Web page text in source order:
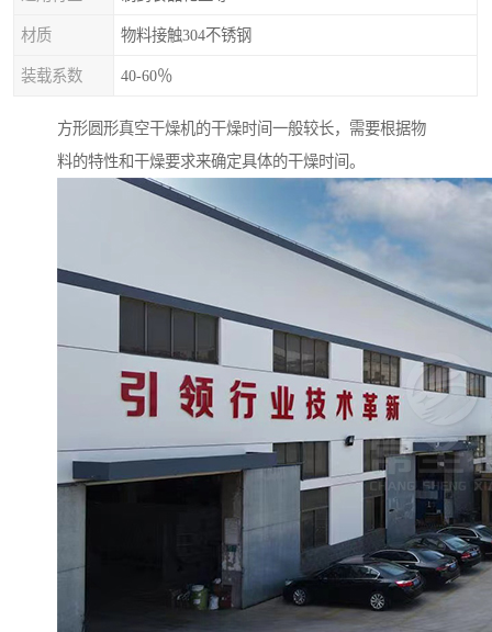
材质 物料接触304不锈钢
装载系数 40-60％
方形圆形真空干燥机的干燥时间一般较长，需要根据物
料的特性和干燥要求来确定具体的干燥时间。